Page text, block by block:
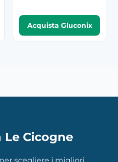
Acquista Gluconix
Le Cicogne